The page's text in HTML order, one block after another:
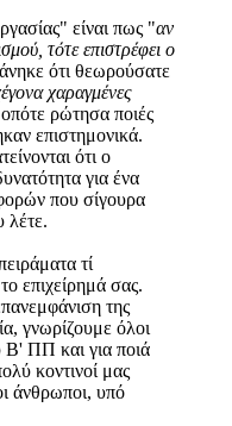
είναι πως "αν
τότε επιστρέφει ο
ότι θεωρούσατε
χαραγμένες
ρώτησα ποιές
επιστημονικά.
ότι ο
για ένα
που σίγουρα
λέτε.
τί
επιχείρημά σας.
της
γνωρίζουμε όλοι
Β' ΠΠ και για ποιά
κοντινοί μας
άνθρωποι, υπό